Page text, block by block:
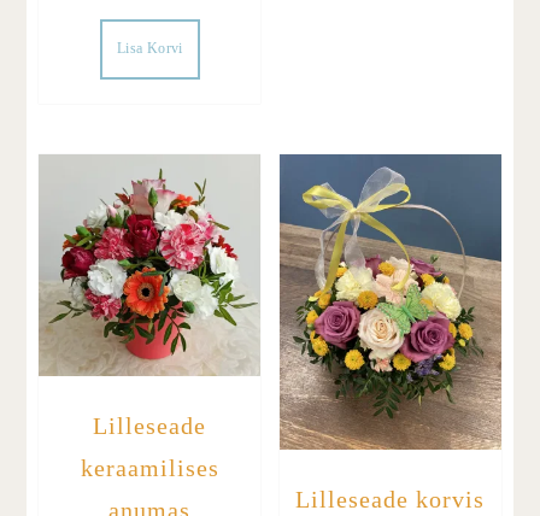
Lisa Korvi
Lilleseade
keraamilises
anumas
Lilleseade korvis